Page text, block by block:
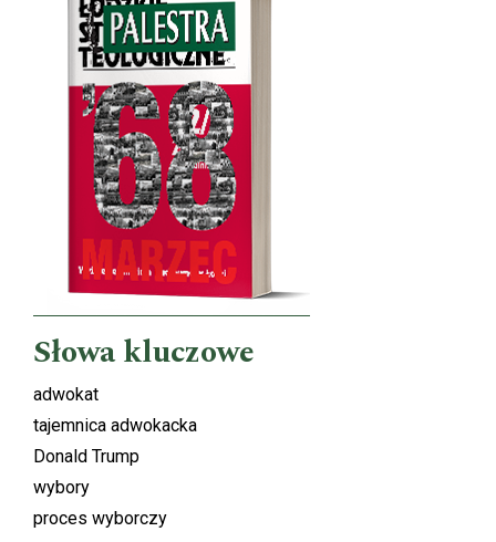
Słowa kluczowe
adwokat
tajemnica adwokacka
Donald Trump
wybory
proces wyborczy